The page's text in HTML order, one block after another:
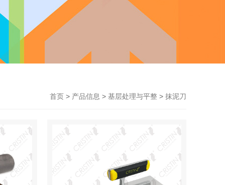
首页 > 产品信息 > 基层处理与平整 > 抹泥刀